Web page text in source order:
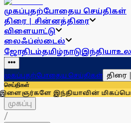
முகப்புதற்போதைய செய்திகள்
திரை | சின்னத்திரை
விளையாட்டு
லைஃப்ஸ்டைல்
ஜோதிடம்தமிழ்நாடுஇந்தியா
முகப்புதற்போதைய செய்திகள் திரை
செய்திகள்
மிகப்பெரிய பலம்:
முகப்பு
/